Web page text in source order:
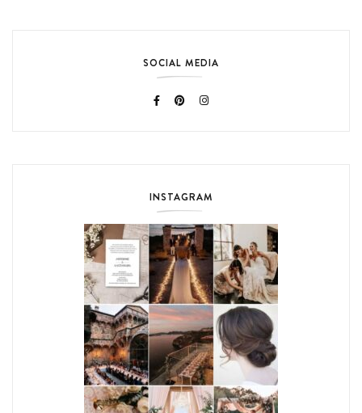
SOCIAL MEDIA
INSTAGRAM